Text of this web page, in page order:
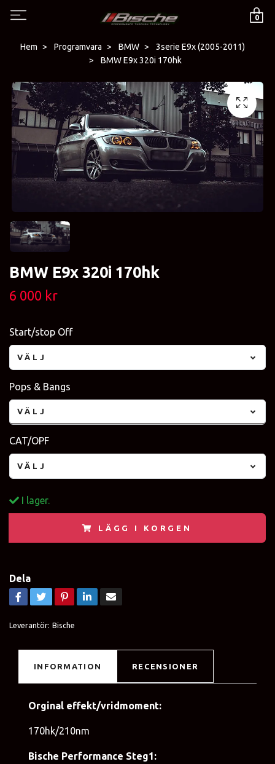
0
Hem Programvara BMW
3serie E9x (2005-2011)
BMW E9x 320i 170hk
BMW E9x 320i 170hk
6 000 kr
Start/stop Off
VÄLJ
Pops & Bangs
VÄLJ
CAT/OPF
VÄLJ
I lager.
LÄGG I KORGEN
Dela
Leverantör: Bische
INFORMATION RECENSIONER
Orginal effekt/vridmoment:
170hk/210nm
Bische Performance Steg1: